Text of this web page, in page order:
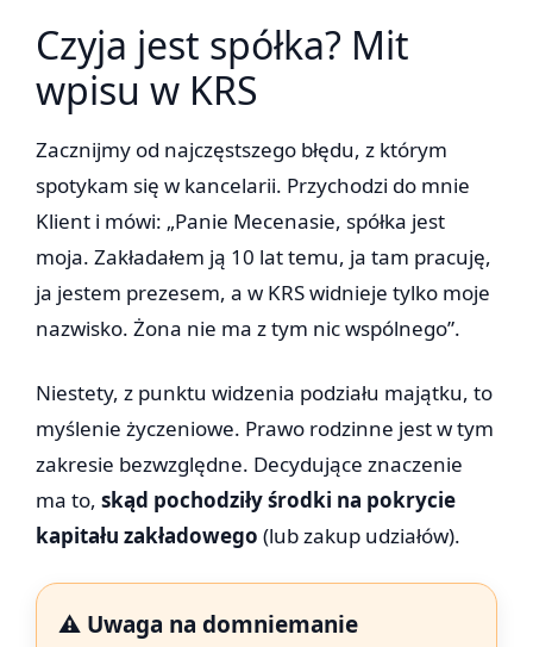
Czyja jest spółka? Mit
wpisu w KRS
Zacznijmy od najczęstszego błędu, z którym
spotykam się w kancelarii. Przychodzi do mnie
Klient i mówi: „Panie Mecenasie, spółka jest
moja. Zakładałem ją 10 lat temu, ja tam pracuję,
ja jestem prezesem, a w KRS widnieje tylko moje
nazwisko. Żona nie ma z tym nic wspólnego”.
Niestety, z punktu widzenia podziału majątku, to
myślenie życzeniowe. Prawo rodzinne jest w tym
zakresie bezwzględne. Decydujące znaczenie
ma to, skąd pochodziły środki na pokrycie
kapitału zakładowego (lub zakup udziałów).
⚠️ Uwaga na domniemanie